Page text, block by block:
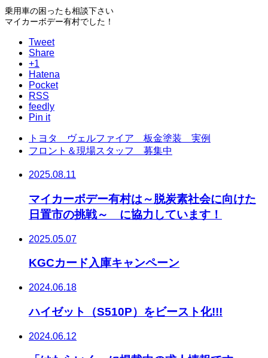
乗用車の困ったも相談下さい
マイカーボデー有村でした！
Tweet
Share
+1
Hatena
Pocket
RSS
feedly
Pin it
トヨタ ヴェルファイア 板金塗装 実例
フロント＆現場スタッフ 募集中
2025.08.11
マイカーボデー有村は～脱炭素社会に向けた
日置市の挑戦～ に協力しています！
2025.05.07
KGCカード入庫キャンペーン
2024.06.18
ハイゼット（S510P）をビースト化!!!
2024.06.12